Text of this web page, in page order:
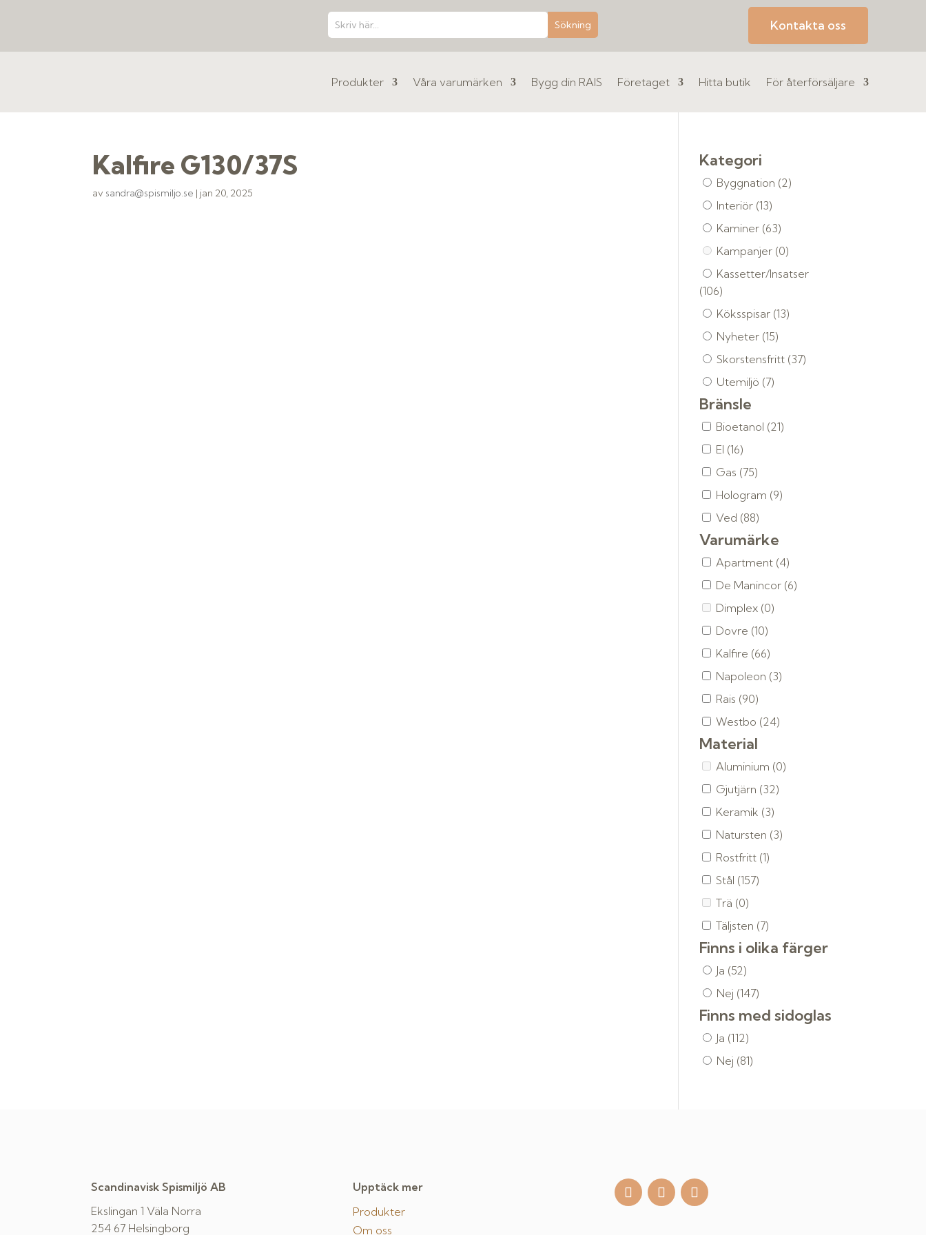
Kontakta oss
Produkter Våra varumärken Bygg din RAIS Företaget Hitta butik För återförsäljare
Kalfire G130/37S
av sandra@spismiljo.se | jan 20, 2025
Kategori
Byggnation (2)
Interiör (13)
Kaminer (63)
Kampanjer (0)
Kassetter/Insatser
(106)
Köksspisar (13)
Nyheter (15)
Skorstensfritt (37)
Utemiljö (7)
Bränsle
Bioetanol (21)
El (16)
Gas (75)
Hologram (9)
Ved (88)
Varumärke
Apartment (4)
De Manincor (6)
Dimplex (0)
Dovre (10)
Kalfire (66)
Napoleon (3)
Rais (90)
Westbo (24)
Material
Aluminium (0)
Gjutjärn (32)
Keramik (3)
Natursten (3)
Rostfritt (1)
Stål (157)
Trä (0)
Täljsten (7)
Finns i olika färger
Ja (52)
Nej (147)
Finns med sidoglas
Ja (112)
Nej (81)
Scandinavisk Spismiljö AB
Ekslingan 1 Väla Norra
254 67 Helsingborg
Upptäck mer
Produkter
Om oss